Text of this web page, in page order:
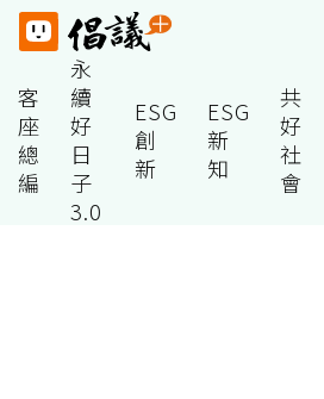
客
座
總
編
永
續
好
日
子
3.0
ESG
創
新
ESG
新
知
共
好
社
會